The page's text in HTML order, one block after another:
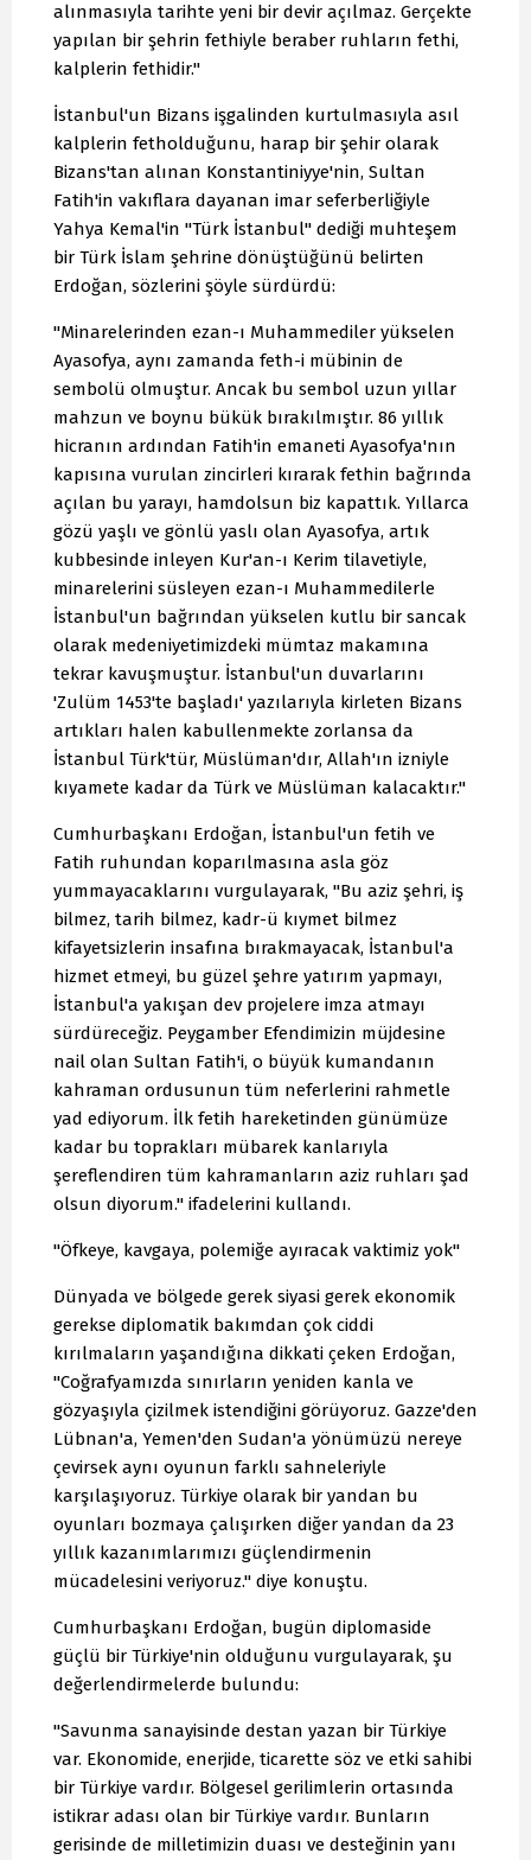
alınmasıyla tarihte yeni bir devir açılmaz. Gerçekte
yapılan bir şehrin fethiyle beraber ruhların fethi,
kalplerin fethidir."
İstanbul'un Bizans işgalinden kurtulmasıyla asıl
kalplerin fetholduğunu, harap bir şehir olarak
Bizans'tan alınan Konstantiniyye'nin, Sultan
Fatih'in vakıflara dayanan imar seferberliğiyle
Yahya Kemal'in "Türk İstanbul" dediği muhteşem
bir Türk İslam şehrine dönüştüğünü belirten
Erdoğan, sözlerini şöyle sürdürdü:
"Minarelerinden ezan-ı Muhammediler yükselen
Ayasofya, aynı zamanda feth-i mübinin de
sembolü olmuştur. Ancak bu sembol uzun yıllar
mahzun ve boynu bükük bırakılmıştır. 86 yıllık
hicranın ardından Fatih'in emaneti Ayasofya'nın
kapısına vurulan zincirleri kırarak fethin bağrında
açılan bu yarayı, hamdolsun biz kapattık. Yıllarca
gözü yaşlı ve gönlü yaslı olan Ayasofya, artık
kubbesinde inleyen Kur'an-ı Kerim tilavetiyle,
minarelerini süsleyen ezan-ı Muhammedilerle
İstanbul'un bağrından yükselen kutlu bir sancak
olarak medeniyetimizdeki mümtaz makamına
tekrar kavuşmuştur. İstanbul'un duvarlarını
'Zulüm 1453'te başladı' yazılarıyla kirleten Bizans
artıkları halen kabullenmekte zorlansa da
İstanbul Türk'tür, Müslüman'dır, Allah'ın izniyle
kıyamete kadar da Türk ve Müslüman kalacaktır."
Cumhurbaşkanı Erdoğan, İstanbul'un fetih ve
Fatih ruhundan koparılmasına asla göz
yummayacaklarını vurgulayarak, "Bu aziz şehri, iş
bilmez, tarih bilmez, kadr-ü kıymet bilmez
kifayetsizlerin insafına bırakmayacak, İstanbul'a
hizmet etmeyi, bu güzel şehre yatırım yapmayı,
İstanbul'a yakışan dev projelere imza atmayı
sürdüreceğiz. Peygamber Efendimizin müjdesine
nail olan Sultan Fatih'i, o büyük kumandanın
kahraman ordusunun tüm neferlerini rahmetle
yad ediyorum. İlk fetih hareketinden günümüze
kadar bu toprakları mübarek kanlarıyla
şereflendiren tüm kahramanların aziz ruhları şad
olsun diyorum." ifadelerini kullandı.
"Öfkeye, kavgaya, polemiğe ayıracak vaktimiz yok"
Dünyada ve bölgede gerek siyasi gerek ekonomik
gerekse diplomatik bakımdan çok ciddi
kırılmaların yaşandığına dikkati çeken Erdoğan,
"Coğrafyamızda sınırların yeniden kanla ve
gözyaşıyla çizilmek istendiğini görüyoruz. Gazze'den
Lübnan'a, Yemen'den Sudan'a yönümüzü nereye
çevirsek aynı oyunun farklı sahneleriyle
karşılaşıyoruz. Türkiye olarak bir yandan bu
oyunları bozmaya çalışırken diğer yandan da 23
yıllık kazanımlarımızı güçlendirmenin
mücadelesini veriyoruz." diye konuştu.
Cumhurbaşkanı Erdoğan, bugün diplomaside
güçlü bir Türkiye'nin olduğunu vurgulayarak, şu
değerlendirmelerde bulundu:
"Savunma sanayisinde destan yazan bir Türkiye
var. Ekonomide, enerjide, ticarette söz ve etki sahibi
bir Türkiye vardır. Bölgesel gerilimlerin ortasında
istikrar adası olan bir Türkiye vardır. Bunların
gerisinde de milletimizin duası ve desteğinin yanı